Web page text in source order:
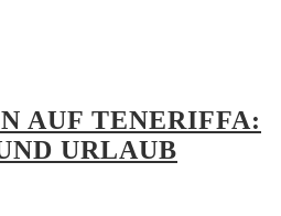
AUF TENERIFFA:
URLAUB